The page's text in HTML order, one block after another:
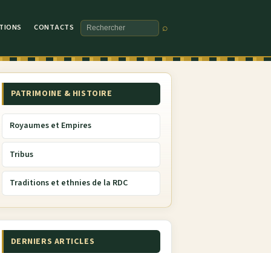
CONTACTS
Rechercher
⌕
PATRIMOINE & HISTOIRE
Royaumes et Empires
Tribus
Traditions et ethnies de la RDC
DERNIERS ARTICLES